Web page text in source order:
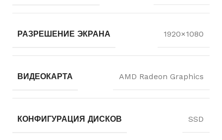
РАЗРЕШЕНИЕ ЭКРАНА 1920×1080
ВИДЕОКАРТА AMD Radeon Graphics
КОНФИГУРАЦИЯ ДИСКОВ SSD